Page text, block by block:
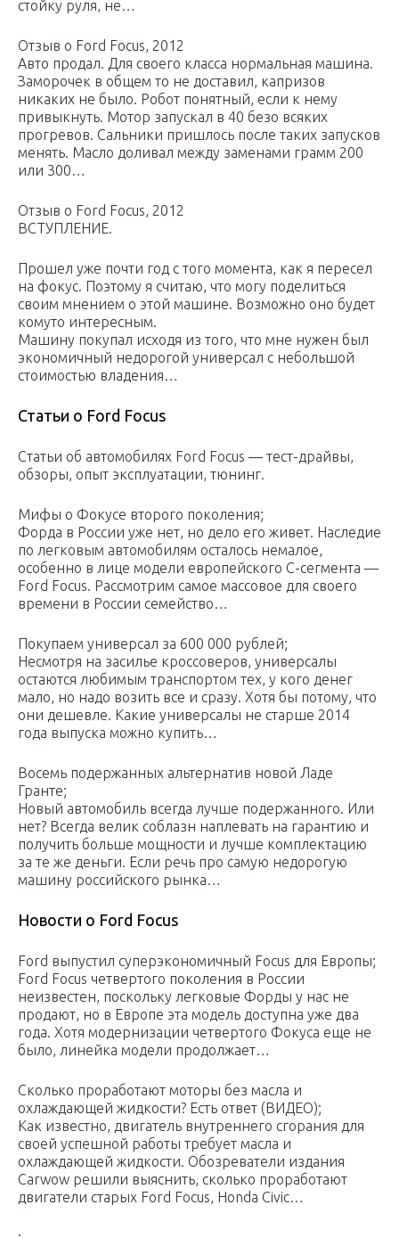
стойку руля, не…
Отзыв о Ford Focus, 2012
Авто продал. Для своего класса нормальная машина.
Заморочек в общем то не доставил, капризов
никаких не было. Робот понятный, если к нему
привыкнуть. Мотор запускал в 40 безо всяких
прогревов. Сальники пришлось после таких запусков
менять. Масло доливал между заменами грамм 200
или 300…
Отзыв о Ford Focus, 2012
ВСТУПЛЕНИЕ.
Прошел уже почти год с того момента, как я пересел
на фокус. Поэтому я считаю, что могу поделиться
своим мнением о этой машине. Возможно оно будет
комуто интересным.
Машину покупал исходя из того, что мне нужен был
экономичный недорогой универсал с небольшой
стоимостью владения…
Статьи о Ford Focus
Статьи об автомобилях Ford Focus — тест-драйвы,
обзоры, опыт эксплуатации, тюнинг.
Мифы о Фокусе второго поколения;
Форда в России уже нет, но дело его живет. Наследие
по легковым автомобилям осталось немалое,
особенно в лице модели европейского С-сегмента —
Ford Focus. Рассмотрим самое массовое для своего
времени в России семейство…
Покупаем универсал за 600 000 рублей;
Несмотря на засилье кроссоверов, универсалы
остаются любимым транспортом тех, у кого денег
мало, но надо возить всe и сразу. Хотя бы потому, что
они дешевле. Какие универсалы не старше 2014
года выпуска можно купить…
Восемь подержанных альтернатив новой Ладе
Гранте;
Новый автомобиль всегда лучше подержанного. Или
нет? Всегда велик соблазн наплевать на гарантию и
получить больше мощности и лучше комплектацию
за те же деньги. Если речь про самую недорогую
машину российского рынка…
Новости о Ford Focus
Ford выпустил суперэкономичный Focus для Европы;
Ford Focus четвертого поколения в России
неизвестен, поскольку легковые Форды у нас не
продают, но в Европе эта модель доступна уже два
года. Хотя модернизации четвертого Фокуса еще не
было, линейка модели продолжает…
Сколько проработают моторы без масла и
охлаждающей жидкости? Есть ответ (ВИДЕО);
Как известно, двигатель внутреннего сгорания для
своей успешной работы требует масла и
охлаждающей жидкости. Обозреватели издания
Carwow решили выяснить, сколько проработают
двигатели старых Ford Focus, Honda Civic…